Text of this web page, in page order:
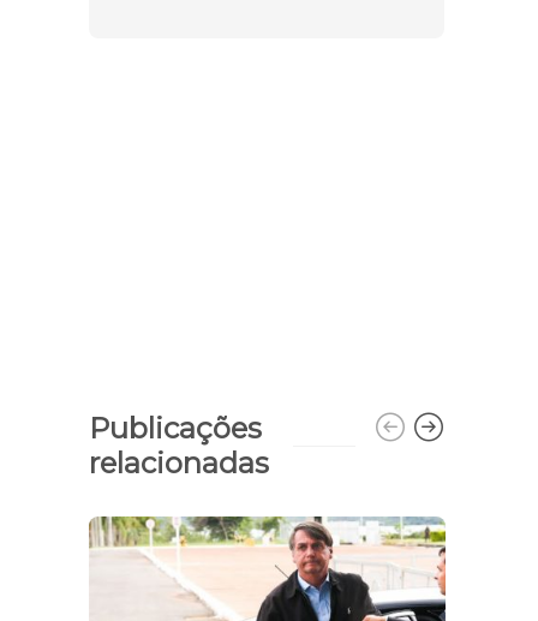
Publicações
relacionadas